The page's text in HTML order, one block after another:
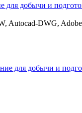
добычи и
DWG,